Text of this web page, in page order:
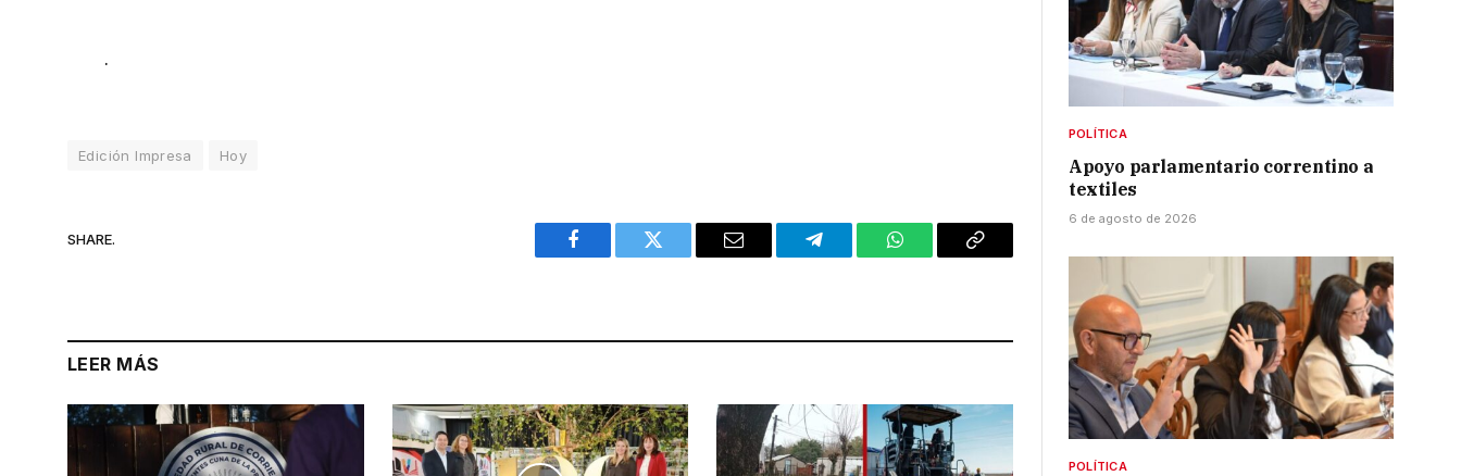
.
Edición Impresa Hoy
SHARE.
Facebook Twitter Email Telegram WhatsAppCopy
LEER MÁS
POLÍTICA
Apoyo parlamentario correntino a
textiles
6 de agosto de 2026
POLÍTICA